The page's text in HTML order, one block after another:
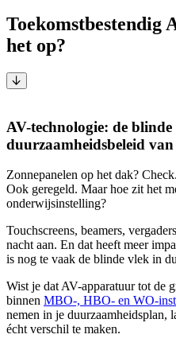
Toekomstbestendig
het op?
AV-technologie: de
duurzaamheidsbeleid
Zonnepanelen op het dak?
Ook geregeld. Maar hoe zit het
onderwijsinstelling?
Touchscreens, beamers,
nacht aan. En dat heeft meer
is nog te vaak de blinde vlek in
Wist je dat AV-apparatuur tot de
binnen MBO-, HBO- en WO-
nemen in je duurzaamheidsplan,
écht verschil te maken.